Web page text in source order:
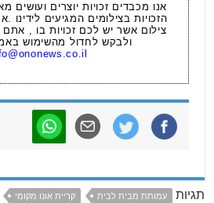
אנו מכבדים זכויות יוצרים
הזכויות בצילומים המגיעים לידינו
צילום אשר יש לכם זכויות בו , אתם
ולבקש לחדול מהשימוש
תגיות עמותת מבית לבית קריית אונו מקומי